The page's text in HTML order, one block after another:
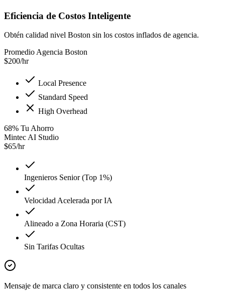
Eficiencia de Costos Inteligente
Obtén calidad nivel Boston sin los costos inflados de agencia.
Promedio Agencia Boston
$200/hr
Local Presence
Standard Speed
High Overhead
68% Tu Ahorro
Mintec AI Studio
$65/hr
Ingenieros Senior (Top 1%)
Velocidad Acelerada por IA
Alineado a Zona Horaria (CST)
Sin Tarifas Ocultas
Mensaje de marca claro y consistente en todos los canales